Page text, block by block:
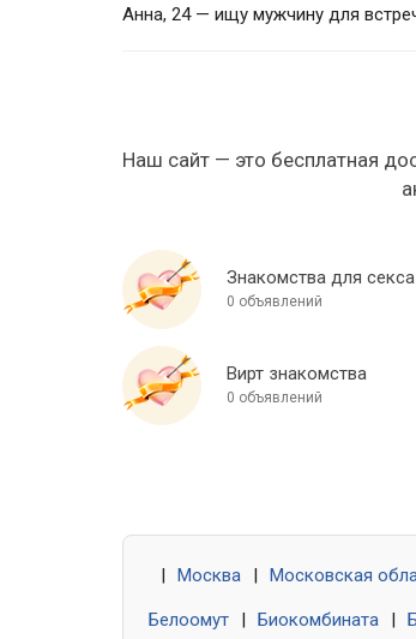
Анна, 24 — ищу мужчину для
Наш сайт — это бесплатная
Знакомства для секса
0 объявлений
Вирт знакомства
0 объявлений
Москва Московская
Белоомут Биокомбината